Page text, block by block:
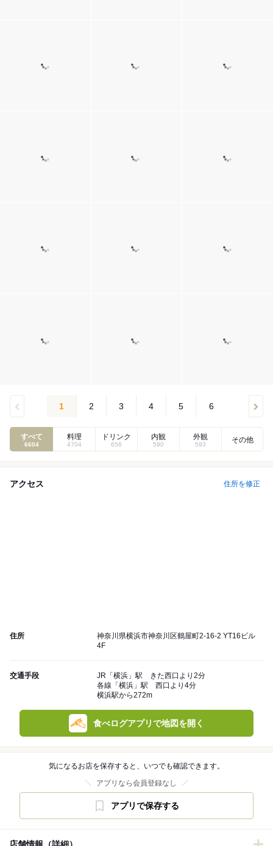
1 2 3 4 5 6
すべて
6604
料理
4704
ドリンク
656
内観
590
外観
593
その他
アクセス 住所を修正
住所
神奈川県横浜市神奈川区鶴屋町2-16-2 YT16ビル
4F
交通手段
JR「横浜」駅 きた西口より2分
各線「横浜」駅 西口より4分
横浜駅から272m
食べログアプリで地図を開く
気になるお店を保存すると、いつでも確認できます。
アプリなら会員登録なし
アプリで保存する